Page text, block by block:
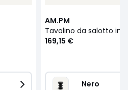
AM.PM
169,15 €
Nero